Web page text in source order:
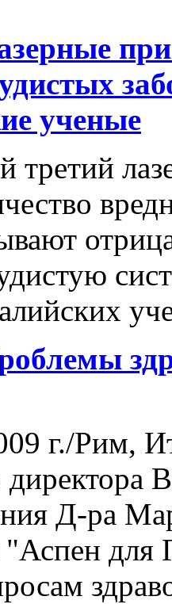
ученые
третий
г./Рим,
директора
Д-ра
для